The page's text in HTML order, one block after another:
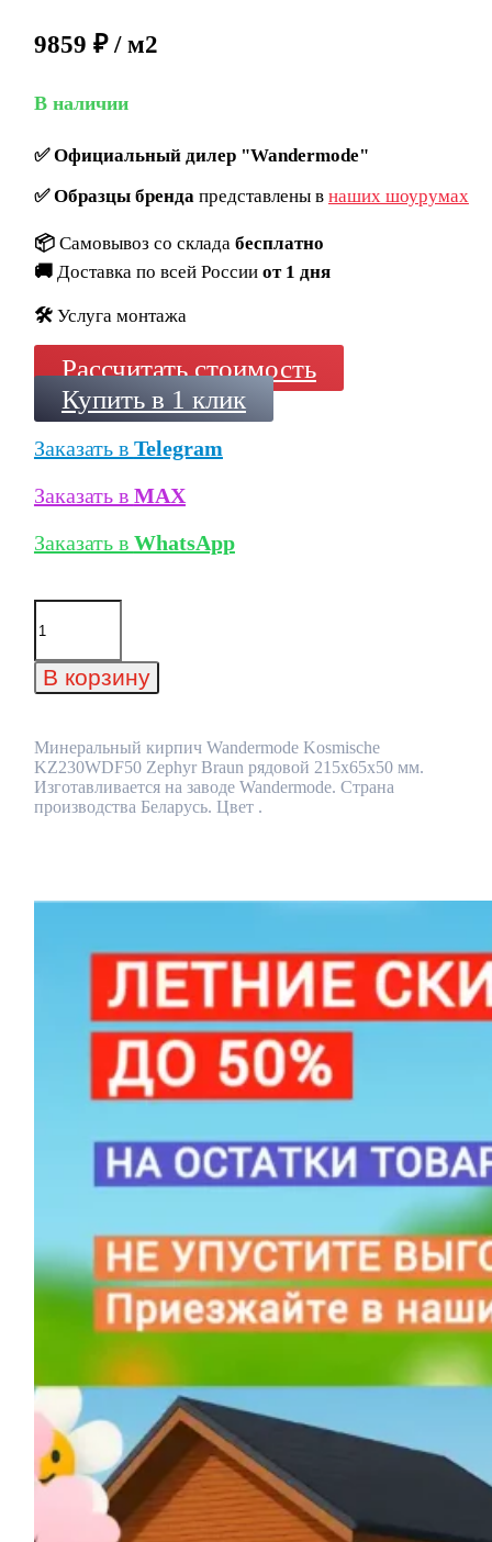
9859 ₽ / м2
В наличии
✅Официальный дилер "Wandermode"
✅Образцы брендапредставлены в наших шоурумах
📦 Самовывоз со склада бесплатно
🚚 Доставка по всей России от 1 дня
🛠️ Услуга монтажа
Рассчитать стоимость
Купить в 1 клик
Заказать в Telegram
Заказать в MAX
Заказать в WhatsApp
Количество
товара
кирпич
Wandermode
Zephyr
Braun
рядовой
215x65x50
В корзину
Минеральный кирпич Wandermode Kosmische
KZ230WDF50 Zephyr Braun рядовой 215x65x50 мм.
Изготавливается на заводе Wandermode. Страна
производства Беларусь. Цвет .